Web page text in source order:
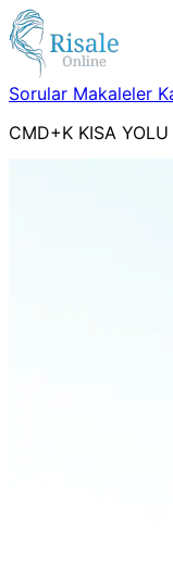
Sorular Makaleler
CMD+K KISA